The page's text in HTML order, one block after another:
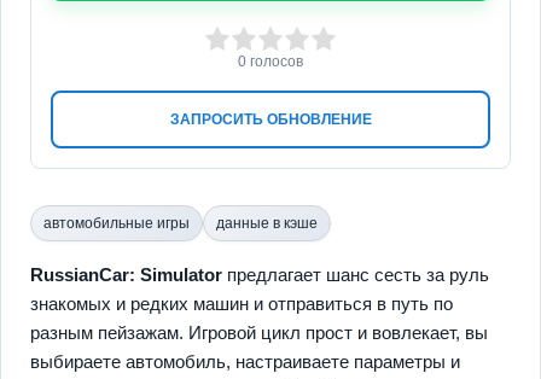
ЗАПРОСИТЬ ОБНОВЛЕНИЕ
3 4 5
0 голосов
автомобильные игры данные в кэше
RussianCar: Simulator предлагает шанс сесть за руль
знакомых и редких машин и отправиться в путь по
разным пейзажам. Игровой цикл прост и вовлекает, вы
выбираете автомобиль, настраиваете параметры и